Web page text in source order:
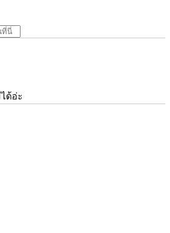
ด้อ่ะ